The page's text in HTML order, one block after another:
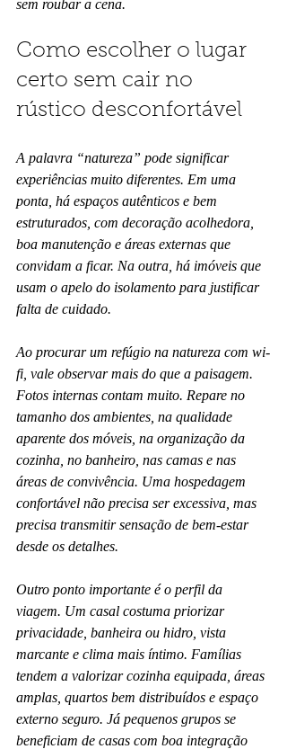
sem roubar a cena.
Como escolher o lugar
certo sem cair no
rústico desconfortável
A palavra “natureza” pode significar
experiências muito diferentes. Em uma
ponta, há espaços autênticos e bem
estruturados, com decoração acolhedora,
boa manutenção e áreas externas que
convidam a ficar. Na outra, há imóveis que
usam o apelo do isolamento para justificar
falta de cuidado.
Ao procurar um refúgio na natureza com wi-
fi, vale observar mais do que a paisagem.
Fotos internas contam muito. Repare no
tamanho dos ambientes, na qualidade
aparente dos móveis, na organização da
cozinha, no banheiro, nas camas e nas
áreas de convivência. Uma hospedagem
confortável não precisa ser excessiva, mas
precisa transmitir sensação de bem-estar
desde os detalhes.
Outro ponto importante é o perfil da
viagem. Um casal costuma priorizar
privacidade, banheira ou hidro, vista
marcante e clima mais íntimo. Famílias
tendem a valorizar cozinha equipada, áreas
amplas, quartos bem distribuídos e espaço
externo seguro. Já pequenos grupos se
beneficiam de casas com boa integração